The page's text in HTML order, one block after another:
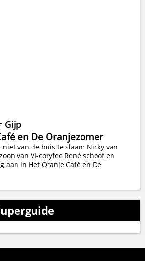
Gijp
en De Oranjezomer
niet van de buis te slaan: Nicky van
van VI-coryfee René schoof en
aan in Het Oranje Café en De